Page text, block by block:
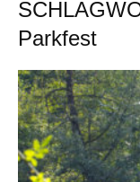
Parkfest